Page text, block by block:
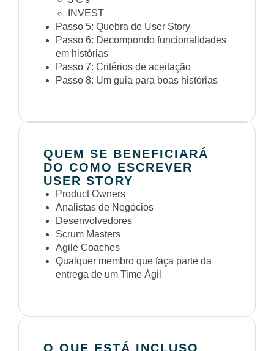
INVEST
Passo 5: Quebra de User Story
Passo 6: Decompondo funcionalidades
em histórias
Passo 7: Critérios de aceitação
Passo 8: Um guia para boas histórias
QUEM SE BENEFICIARÁ
DO COMO ESCREVER
USER STORY
Product Owners
Analistas de Negócios
Desenvolvedores
Scrum Masters
Agile Coaches
Qualquer membro que faça parte da
entrega de um Time Ágil
O QUE ESTÁ INCLUSO